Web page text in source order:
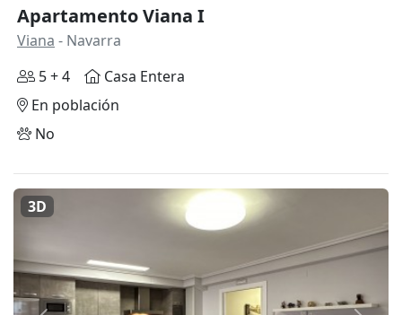
Apartamento Viana I
Viana - Navarra
5 + 4
Casa Entera
En población
No
3D